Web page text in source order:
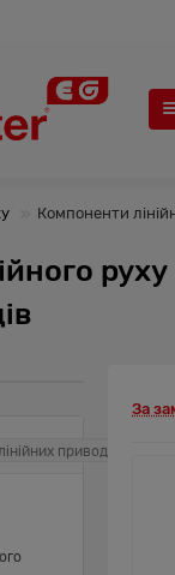
Компоненти
приводів
За